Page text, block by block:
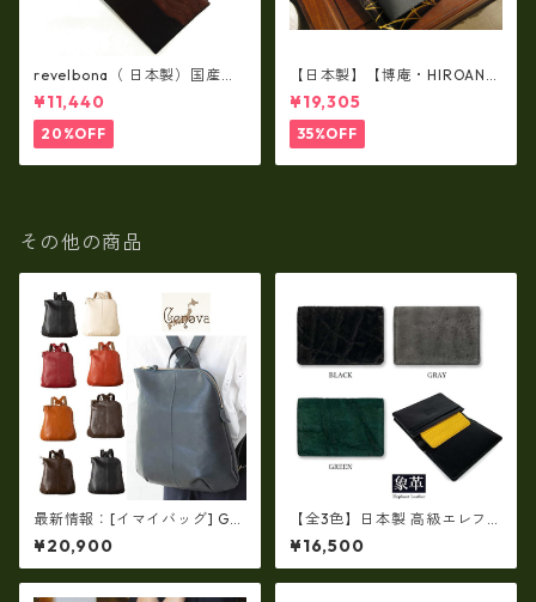
revelbona（ 日本製）国産牛
革製・お札入れ ロングウォ
レット rl-001
¥11,440
20%OFF
【日本製】【博庵・HIROAN】
最高級牛革（ボーテッド）札
入れ・長財布 ha-21535
¥19,305
35%OFF
その他の商品
最新情報：[イマイバッグ] GE
NOVA 日本製 牛革リュック レ
ザー リュック レディースリュ
ック im-2670
¥20,900
【全3色】日本製 高級エレファ
ントレザー × 姫路レザー 名刺
入れ カードケース 本革 リアル
レザー(5172ur)
¥16,500